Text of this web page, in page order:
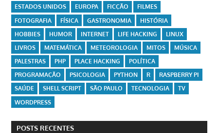
ESTADOS UNIDOS
EUROPA FICÇÃO
FILMES
FOTOGRAFIA
FÍSICA GASTRONOMIA
HISTÓRIA
HOBBIES
HUMOR INTERNET LIFE HACKING
LINUX
LIVROS
MATEMÁTICA METEOROLOGIA MITOS
MÚSICA
PALESTRAS
PHP PLACE HACKING
POLÍTICA
PROGRAMAÇÃO
PSICOLOGIA PYTHON R
RASPBERRY PI
SAÚDE
SHELL SCRIPT SÃO PAULO TECNOLOGIA
TV
WORDPRESS
POSTS RECENTES